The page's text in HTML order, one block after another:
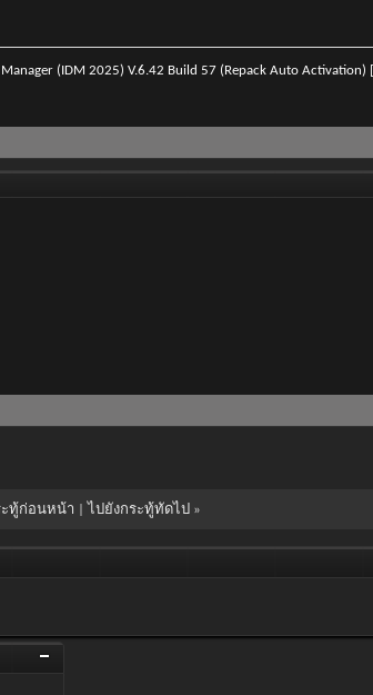
(IDM 2025) V.6.42 Build 57 (Repack Auto
ะทู้ก่อนหน้า ไปยังกระทู้ทัดไป »